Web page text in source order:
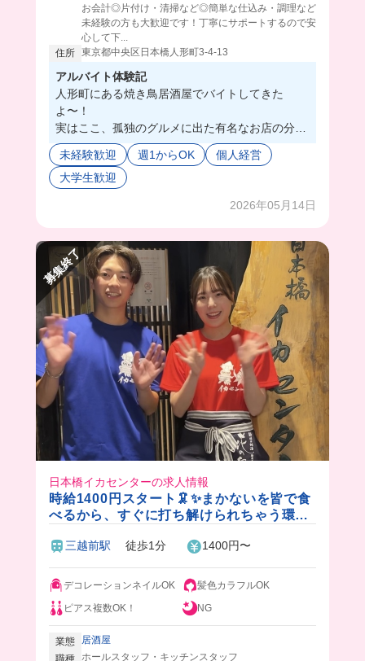
お会計◎片付け・清掃など◎簡単な仕込み・調理など
未経験の方も大歓迎です！丁寧にサポートするので安
心して下...
住所 東京都中央区日本橋人形町3-4-13
アルバイト体験記
人形町にある焼き鳥居酒屋でバイトしてきた
よ〜！
実はここ、孤独のグルメに出た有名なお店の分店
なの‼️😳
カウンター席は常連客でいつも賑わってて、お客
様といろんな話で盛り上がれるの！女性の1人客
て…夢みたいじゃない？🥺
未経験歓迎 週1からOK
個人経営
大学生歓迎
2026年05月14日
募集終了
日本橋イカセンターの求人情報
時給1400円スタート🦑✨まかないを皆で食
べるから、すぐに打ち解けられちゃう環境
三越前駅 徒歩1分 1400円〜
デコレーションネイルOK
髪色カラフルOK
ピアス複数OK！
NG
業態
居酒屋
職種 ホールスタッフ・キッチンスタッフ